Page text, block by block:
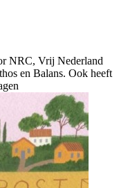
NRC, Vrij Nederland
en Balans. Ook heeft